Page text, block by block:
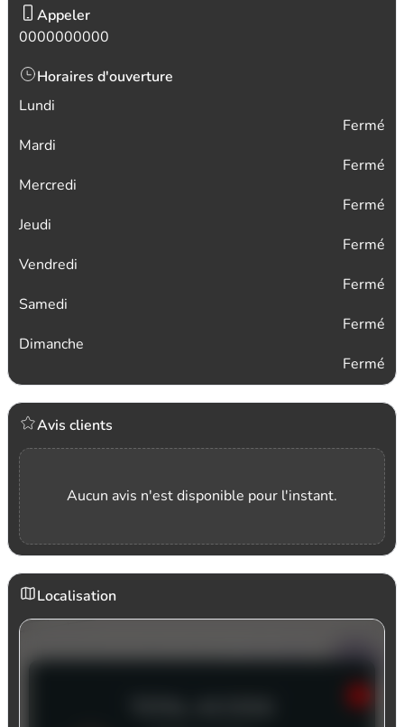
Appeler
0000000000
Horaires d'ouverture
Lundi
Fermé
Mardi
Fermé
Mercredi
Fermé
Jeudi
Fermé
Vendredi
Fermé
Samedi
Fermé
Dimanche
Fermé
Avis clients
Aucun avis n'est disponible pour l'instant.
Localisation